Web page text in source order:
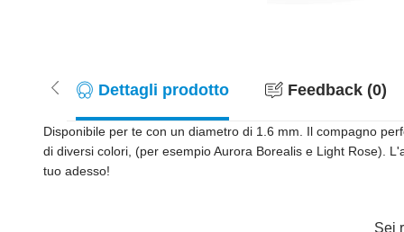
Dettagli prodotto Feedback (0)
Disponibile per te con un diametro di 1.6 mm. Il compagno
di diversi colori, (per esempio Aurora Borealis e Light Rose).
tuo adesso!
Sei